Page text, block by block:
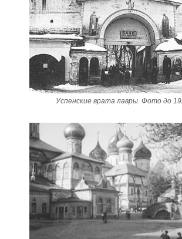
Успенские врата лавры. Фото до